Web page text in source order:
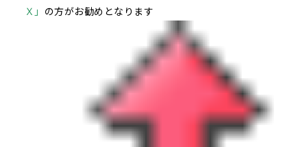
Ｘ」 の方がお勧めとなります